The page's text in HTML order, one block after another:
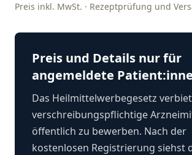
Preis inkl. MwSt. · Rezeptprüfung und
Preis und Details nur für
angemeldete
Das Heilmittelwerbegesetz
verschreibungspflichtige
öffentlich zu bewerben. Nach der
kostenlosen Registrierung siehst